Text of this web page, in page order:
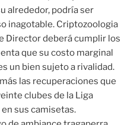
alrededor, podría ser
inagotable. Criptozoologia
Director deberá cumplir los
que su costo marginal
un bien sujeto a rivalidad.
las recuperaciones que
clubes de la Liga
sus camisetas.